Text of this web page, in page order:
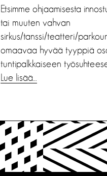
Etsimme ohjaamisesta
tai muuten vahvan
sirkus/tanssi/teatteri/
omaavaa hyvää tyyppiä
tuntipalkkaiseen
Lue lisää…